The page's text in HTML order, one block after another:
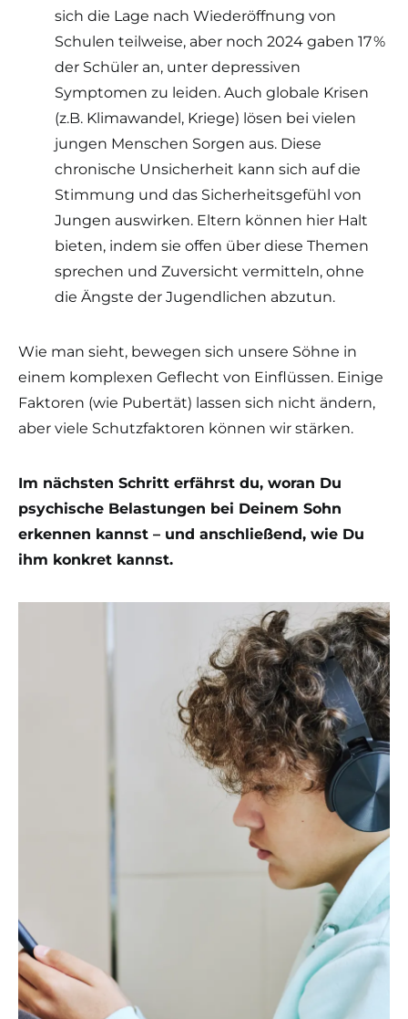
sich die Lage nach Wiederöffnung von
Schulen teilweise, aber noch 2024 gaben 17 %
der Schüler an, unter depressiven
Symptomen zu leiden. Auch globale Krisen
(z.B. Klimawandel, Kriege) lösen bei vielen
jungen Menschen Sorgen aus. Diese
chronische Unsicherheit kann sich auf die
Stimmung und das Sicherheitsgefühl von
Jungen auswirken. Eltern können hier Halt
bieten, indem sie offen über diese Themen
sprechen und Zuversicht vermitteln, ohne
die Ängste der Jugendlichen abzutun.
Wie man sieht, bewegen sich unsere Söhne in
einem komplexen Geflecht von Einflüssen. Einige
Faktoren (wie Pubertät) lassen sich nicht ändern,
aber viele Schutzfaktoren können wir stärken.
Im nächsten Schritt erfährst du, woran Du
psychische Belastungen bei Deinem Sohn
erkennen kannst – und anschließend, wie Du
ihm konkret kannst.